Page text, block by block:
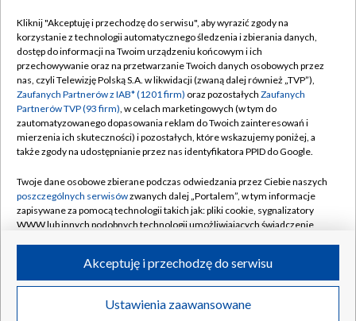
TVP
Abonament TVP
Emisja w TVP
Centrum informacji TVP
Naziemna Telewizja Cyfrowa
Rada Programowa
System NOS
Informacje o nadawcy
Program dla prasy
Regulamin TVP
Polityka prywatności
Moje zgody
Pomoc
Kontakt
Kanały
©2026 Telewizja Polska S.A. w likwidacji
Kliknij "Akceptuję i przechodzę do serwisu", aby wyrazić zgody na
korzystanie z technologii automatycznego śledzenia i zbierania danych,
dostęp do informacji na Twoim urządzeniu końcowym i ich
przechowywanie oraz na przetwarzanie Twoich danych osobowych przez
nas, czyli Telewizję Polską S.A. w likwidacji (zwaną dalej również „TVP”),
Zaufanych Partnerów z IAB* (1201 firm) oraz pozostałych Zaufanych
Partnerów TVP (93 firm), w celach marketingowych (w tym do
zautomatyzowanego dopasowania reklam do Twoich zainteresowań i
mierzenia ich skuteczności) i pozostałych, które wskazujemy poniżej, a
także zgody na udostępnianie przez nas identyfikatora PPID do Google.
Twoje dane osobowe zbierane podczas odwiedzania przez Ciebie naszych
poszczególnych serwisówzwanych dalej „Portalem”, w tym informacje
zapisywane za pomocą technologii takich jak: pliki cookie, sygnalizatory
WWW lub innych podobnych technologii umożliwiających świadczenie
ruchu w Internecie.
Twoje dane osobowe zbierane podczas odwiedzania przez Ciebie
poszczególnych serwisówna Portalu, takie jak adresy IP, identyfikatory
Ustawienia zaawansowane
Akceptuję i przechodzę do serwisu